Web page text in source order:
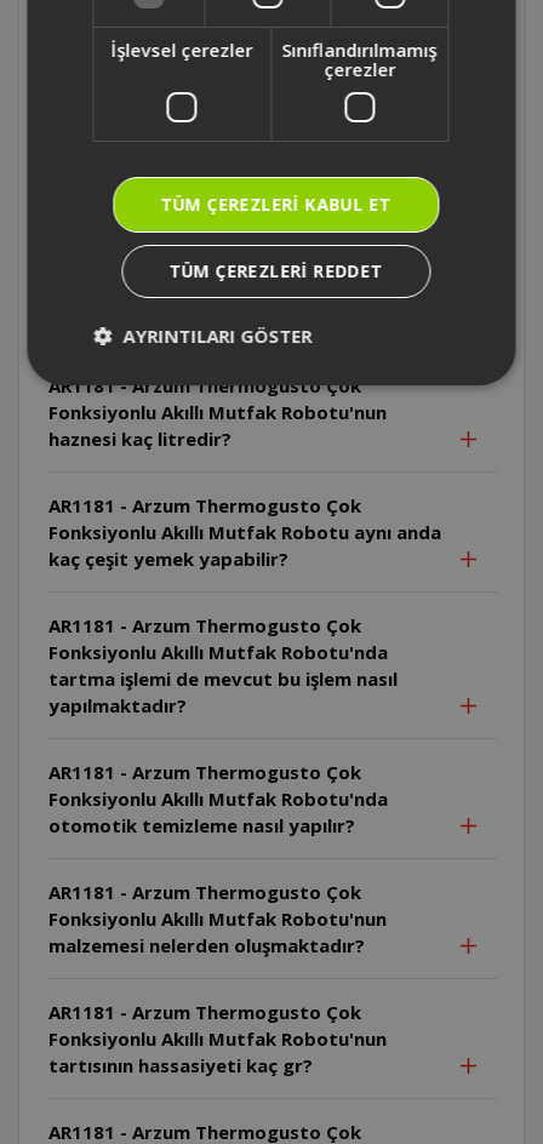
Fonksiyonlu Akıllı Mutfak Robot'nun tarif
görsellerinin üzerinde hangi bilgilere
AR1181 - Arzum Thermogusto Çok
Fonksiyonlu Akıllı Mutfak Robotu'nun ana
ekranında neler vardır?
AR1181 - Arzum Thermogusto Çok
Fonksiyonlu Akıllı Mutfak Robotu'nun
AR1181 - Arzum Thermogusto Çok
Fonksiyonlu Akıllı Mutfak Robotu'nun
haznesi kaç litredir?
AR1181 - Arzum Thermogusto Çok
Fonksiyonlu Akıllı Mutfak Robotu aynı anda
kaç çeşit yemek yapabilir?
AR1181 - Arzum Thermogusto Çok
Fonksiyonlu Akıllı Mutfak Robotu'nda
tartma işlemi de mevcut bu işlem nasıl
yapılmaktadır?
AR1181 - Arzum Thermogusto Çok
Fonksiyonlu Akıllı Mutfak Robotu'nda
otomotik temizleme nasıl yapılır?
AR1181 - Arzum Thermogusto Çok
Fonksiyonlu Akıllı Mutfak Robotu'nun
malzemesi nelerden oluşmaktadır?
AR1181 - Arzum Thermogusto Çok
Fonksiyonlu Akıllı Mutfak Robotu'nun
tartısının hassasiyeti kaç gr?
AR1181 - Arzum Thermogusto Çok
İşlevsel çerezler
Sınıflandırılmamış
çerezler
TÜM ÇEREZLERI KABUL ET
TÜM ÇEREZLERI REDDET
AYRINTILARI GÖSTER